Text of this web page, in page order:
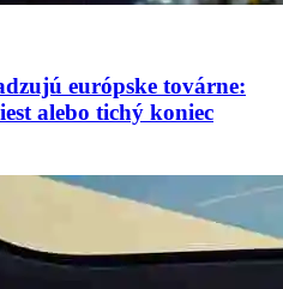
európske továrne:
alebo tichý koniec